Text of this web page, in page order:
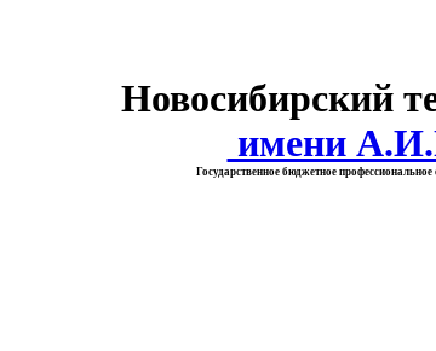
Новосибирский
имени
Государственное бюджетное